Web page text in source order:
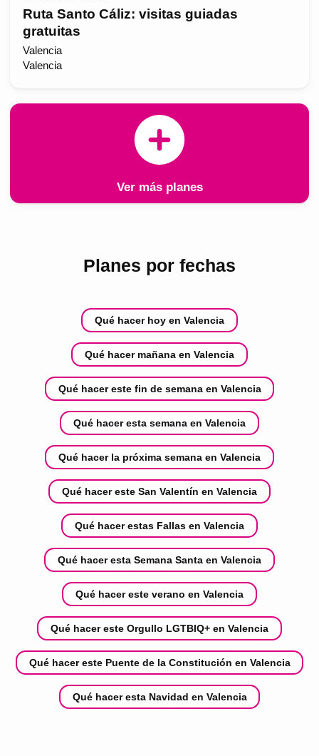
Ruta Santo Cáliz: visitas guiadas
gratuitas
Valencia
Valencia
Ver más planes
Planes por fechas
Qué hacer hoy en Valencia
Qué hacer mañana en Valencia
Qué hacer este fin de semana en Valencia
Qué hacer esta semana en Valencia
Qué hacer la próxima semana en Valencia
Qué hacer este San Valentín en Valencia
Qué hacer estas Fallas en Valencia
Qué hacer esta Semana Santa en Valencia
Qué hacer este verano en Valencia
Qué hacer este Orgullo LGTBIQ+ en Valencia
Qué hacer este Puente de la Constitución en Valencia
Qué hacer esta Navidad en Valencia